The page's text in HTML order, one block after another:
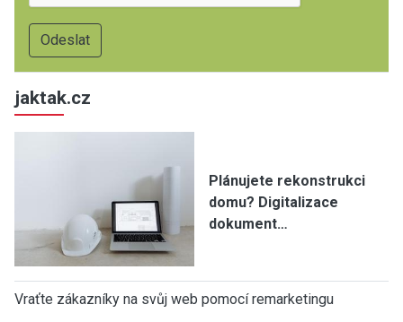
jaktak.cz
Plánujete rekonstrukci
domu? Digitalizace
dokument…
Vraťte zákazníky na svůj web pomocí remarketingu